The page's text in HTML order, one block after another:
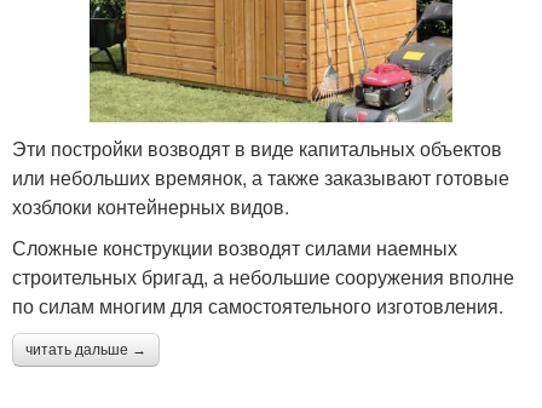
Эти постройки возводят в виде капитальных объектов
или небольших времянок, а также заказывают готовые
хозблоки контейнерных видов.
Сложные конструкции возводят силами наемных
строительных бригад, а небольшие сооружения вполне
по силам многим для самостоятельного изготовления.
читать дальше →